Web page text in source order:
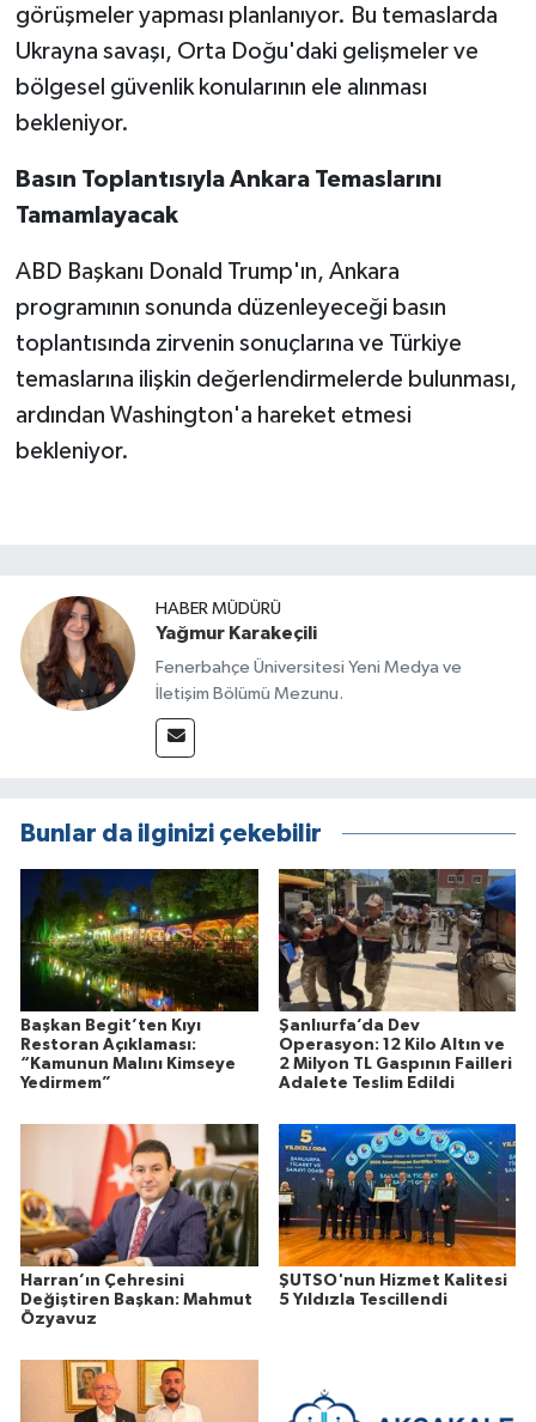
görüşmeler yapması planlanıyor. Bu temaslarda
Ukrayna savaşı, Orta Doğu'daki gelişmeler ve
bölgesel güvenlik konularının ele alınması
bekleniyor.
Basın Toplantısıyla Ankara Temaslarını
Tamamlayacak
ABD Başkanı Donald Trump'ın, Ankara
programının sonunda düzenleyeceği basın
toplantısında zirvenin sonuçlarına ve Türkiye
temaslarına ilişkin değerlendirmelerde bulunması,
ardından Washington'a hareket etmesi
bekleniyor.
HABER MÜDÜRÜ
Yağmur Karakeçili
Fenerbahçe Üniversitesi Yeni Medya ve
İletişim Bölümü Mezunu.
Bunlar da ilginizi çekebilir
Başkan Begit’ten Kıyı
Restoran Açıklaması:
“Kamunun Malını Kimseye
Yedirmem”
Şanlıurfa’da Dev
Operasyon: 12 Kilo Altın ve
2 Milyon TL Gaspının Failleri
Adalete Teslim Edildi
Harran’ın Çehresini
Değiştiren Başkan: Mahmut
Özyavuz
ŞUTSO'nun Hizmet Kalitesi
5 Yıldızla Tescillendi